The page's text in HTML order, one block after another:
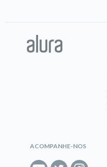
ACOMPANHE-NOS